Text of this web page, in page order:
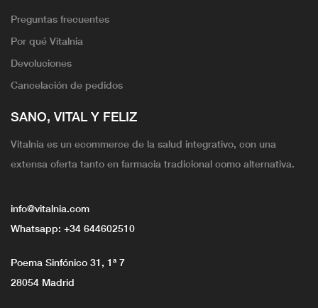
Preguntas frecuentes
Por qué Vitalnia
Devoluciones
Cancelación de pedidos
SANO, VITAL Y FELIZ
Vitalnia es un ecommerce de la salud integrativo, con una
extensa oferta tanto en farmacia tradicional como alternativa.
info@vitalnia.com
Whatsapp: +34 644602510
Poema Sinfónico 31, 1ª 7
28054 Madrid